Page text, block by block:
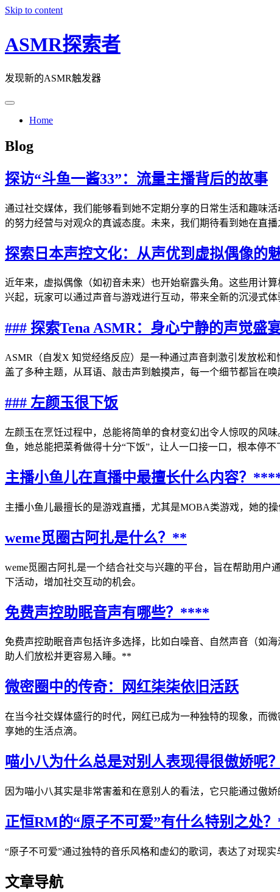
Skip to content
ASMR探索者
发现新的ASMR触发器
Home
Blog
探访“斗鱼一酱33”：流量主播背后的故事
通过社交媒体，我们能够看到她不定期分享的日常生活和趣味
的努力经营与对观众的真诚态度。未来，我们期待看到她在直播
探索日本声控文化：从声优到虚拟偶像的
近年来，虚拟偶像（如初音未来）也开始崭露头角。这些用计
兴起，玩家可以通过声音与游戏进行互动，带来全新的沉浸式体
### 探索Tena ASMR：身心宁静的声觉盛
ASMR（自发X 知觉经络反应）是一种通过声音刺激引发放松
盖了多种主题，从耳语、敲击声到触摸声，每一个细节都旨在唤
### 左颜玉很下饭
左颜玉在烹饪过程中，总能将简单的食材变幻出令人惊叹的风
鱼，她总能把菜肴做得十分“下饭”，让人一口接一口，根本停不
主播小鱼儿在直播中最擅长什么内容？
主播小鱼儿最擅长的是游戏直播，尤其是MOBA类游戏，她的
weme觅圈古阿扎是什么？**
weme觅圈古阿扎是一个结合社交与兴趣的平台，旨在帮助用
下活动，增加社交互动的机会。
免费声控助眠音声有哪些？****
免费声控助眠音声包括许多选择，比如白噪音、自然声音（如
助人们放松并更容易入睡。**
微密圈中的传奇：网红柒柒依旧活跃
在当今社交媒体盛行的时代，网红已成为一种独特的现象，而
享她的生活点滴。
喵小八为什么总是对别人表现得很傲娇呢
因为喵小八其实是非常害羞和在意别人的看法，它只能通过傲
正恒RM的“原子不可爱”有什么特别之处
“原子不可爱”通过独特的音乐风格和虚幻的歌词，表达了对现
文章导航